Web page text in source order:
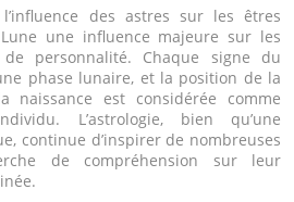
l’influence des astres sur les êtres
une influence majeure sur les
personnalité. Chaque signe du
phase lunaire, et la position de la
naissance est considérée comme
L’astrologie, bien qu’une
continue d’inspirer de nombreuses
de compréhension sur leur